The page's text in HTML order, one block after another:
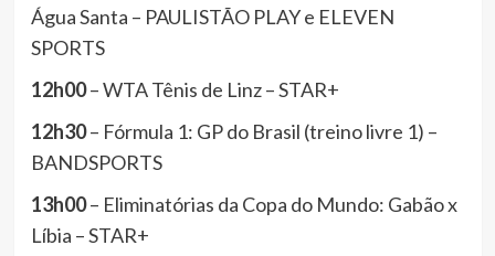
Água Santa – PAULISTÃO PLAY e ELEVEN
SPORTS
12h00– WTA Tênis de Linz – STAR+
12h30– Fórmula 1: GP do Brasil (treino livre 1) –
BANDSPORTS
13h00– Eliminatórias da Copa do Mundo: Gabão x
Líbia – STAR+